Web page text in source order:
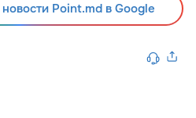
Point.md в Google